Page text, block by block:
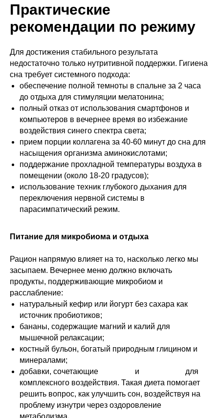
Практические
рекомендации по режиму
Для достижения стабильного результата
недостаточно только нутритивной поддержки. Гигиена
сна требует системного подхода:
обеспечение полной темноты в спальне за 2 часа
до отдыха для стимуляции мелатонина;
полный отказ от использования смартфонов и
компьютеров в вечернее время во избежание
воздействия синего спектра света;
прием порции коллагена за 40-60 минут до сна для
насыщения организма аминокислотами;
поддержание прохладной температуры воздуха в
помещении (около 18-20 градусов);
использование техник глубокого дыхания для
переключения нервной системы в
парасимпатический режим.
Питание для микробиома и отдыха
Рацион напрямую влияет на то, насколько легко мы
засыпаем. Вечернее меню должно включать
продукты, поддерживающие микробиом и
расслабление:
натуральный кефир или йогурт без сахара как
источник пробиотиков;
бананы, содержащие магний и калий для
мышечной релаксации;
костный бульон, богатый природным глицином и
минералами;
добавки, сочетающие
и
для
комплексного воздействия. Такая диета помогает
решить вопрос, как улучшить сон, воздействуя на
проблему изнутри через оздоровление
метаболизма.